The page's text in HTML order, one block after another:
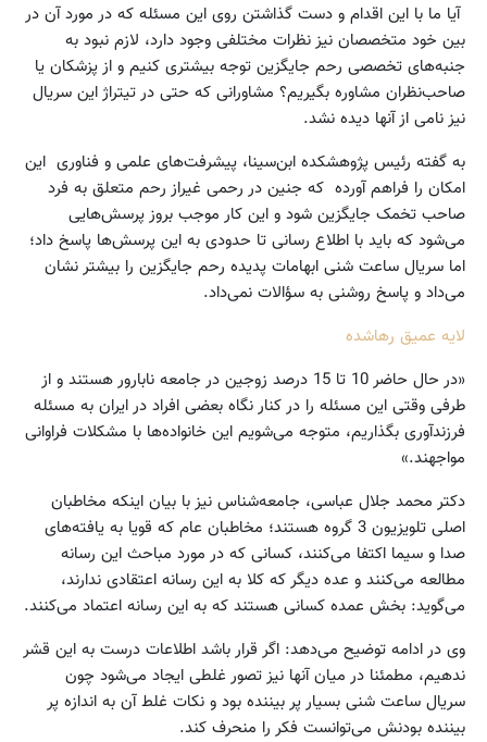
آیا ما با این اقدام و دست گذاشتن روی این مسئله که در مورد آن در
بین خود متخصصان نیز نظرات مختلفی وجود دارد، لازم نبود به
جنبه‌های تخصصی رحم جایگزین توجه بیشتری کنیم و از پزشکان یا
صاحب‌نظران مشاوره بگیریم؟ مشاورانی که حتی در تیتراژ این سریال
نیز نامی از آنها دیده نشد.
به گفته رئیس پژوهشکده ابن‌سینا، پیشرفت‌های علمی و فناوری این
امکان را فراهم آورده ‌ که جنین در رحمی غیراز رحم متعلق به فرد
صاحب تخمک جایگزین شود و این کار موجب بروز پرسش‌هایی
می‌شود که باید با اطلاع رسانی تا حدودی به این پرسش‌ها پاسخ داد؛
اما سریال ساعت شنی ابهامات پدیده رحم جایگزین را بیشتر نشان
می‌داد و پاسخ روشنی به سؤالات نمی‌داد.
لایه عمیق رها‌شده
«در حال حاضر 10 تا 15 درصد زوجین در جامعه نابارور هستند و از
طرفی وقتی این مسئله را در کنار نگاه بعضی افراد در ایران به مسئله
فرزندآوری بگذاریم، متوجه می‌شویم این خانواده‌ها با مشکلات فراوانی
مواجهند.»
دکتر محمد جلال عباسی، جامعه‌شناس نیز با بیان اینکه مخاطبان
اصلی تلویزیون 3 گروه هستند؛ مخاطبان عام که قویا به یافته‌های
صدا و سیما اکتفا می‌کنند، کسانی که در مورد مباحث این رسانه
مطالعه می‌کنند و عده دیگر که کلا به این رسانه اعتقادی ندارند،
می‌‌گوید: بخش عمده کسانی هستند که به این رسانه اعتماد می‌کنند.
وی در ادامه توضیح می‌دهد: اگر قرار باشد اطلاعات درست به این قشر
ندهیم، مطمئنا در میان آنها نیز تصور غلطی ایجاد می‌شود چون
سریال ساعت شنی بسیار پر بیننده بود و نکات غلط آن به اندازه پر
بیننده بودنش می‌توانست فکر را منحرف کند.